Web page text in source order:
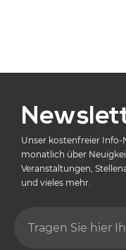
Unser kostenfreier
monatlich über
Veranstaltungen,
und vieles mehr.